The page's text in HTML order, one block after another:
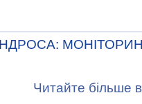
Читайте більше